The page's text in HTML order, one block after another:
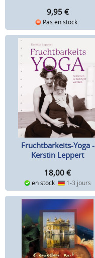
9,95 €
Pas en stock
Fruchtbarkeits-Yoga -
Kerstin Leppert
18,00 €
en stock 1-3 jours